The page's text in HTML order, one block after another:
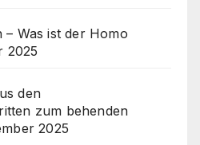
– Was ist der Homo
2025
den
zum behenden
2025